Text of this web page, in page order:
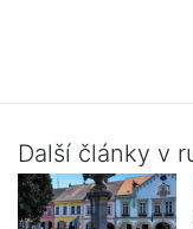
Další články v